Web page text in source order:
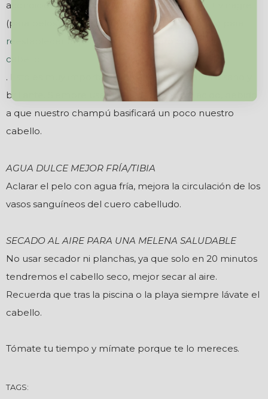
acondicionador, hazte una solución de agua + vinagre
(para pelos oscuros) o limón (para pelos rubios) para
reestablecer el pH de nuestro cuero cabelludo y
cabello
. Esto es muy importante para tener un cabello sano y
brillante. Siempre usaremos un producto ácido, debido
a que nuestro champú basificará un poco nuestro
cabello.
AGUA DULCE MEJOR FRÍA/TIBIA
Aclarar el pelo con agua fría, mejora la circulación de los
vasos sanguíneos del cuero cabelludo.
SECADO AL AIRE PARA UNA MELENA SALUDABLE
No usar secador ni planchas, ya que solo en 20 minutos
tendremos el cabello seco, mejor secar al aire.
Recuerda que tras la piscina o la playa siempre lávate el
cabello.
Tómate tu tiempo y mímate porque te lo mereces.
TAGS: